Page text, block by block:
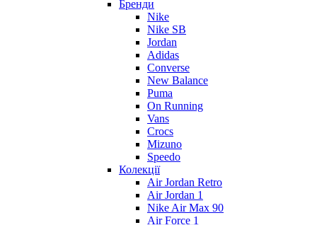
Бренди
Nike
Nike SB
Jordan
Adidas
Converse
New Balance
Puma
On Running
Vans
Crocs
Mizuno
Speedo
Колекції
Air Jordan Retro
Air Jordan 1
Nike Air Max 90
Air Force 1